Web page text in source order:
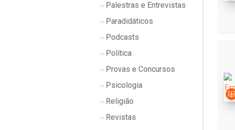
Palestras e Entrevistas
Paradidáticos
Podcasts
Política
Provas e Concursos
Psicologia
Religião
Revistas